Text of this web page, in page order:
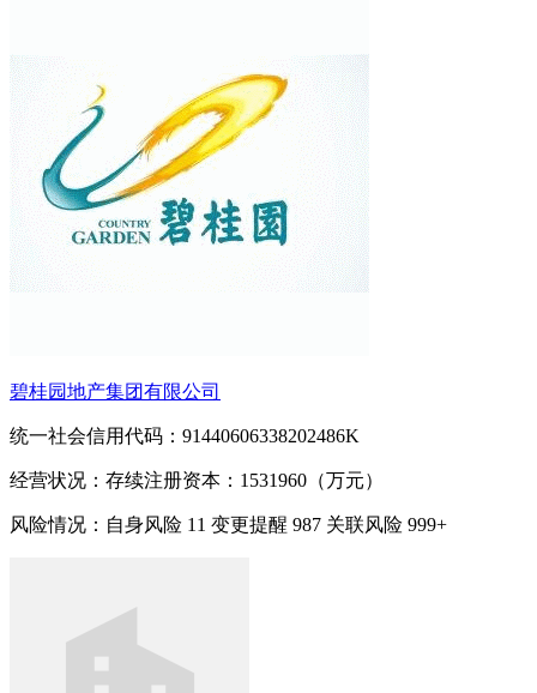
碧桂园地产集团有限公司
统一社会信用代码：91440606338202486K
经营状况：存续注册资本：1531960（万元）
风险情况：自身风险 11 变更提醒 987 关联风险 999+